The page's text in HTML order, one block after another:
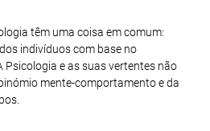
têm uma coisa em comum:
indivíduos com base no
e as suas vertentes não
mente-comportamento e da